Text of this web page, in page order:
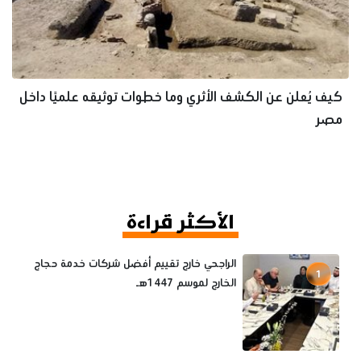
كيف يُعلن عن الكشف الأثري وما خطوات توثيقه علميًا داخل
مصر
الأكثر قراءة
1
الراجحي خارج تقييم أفضل شركات خدمة حجاج
الخارج لموسم 1447هـ